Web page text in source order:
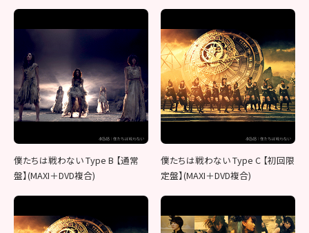
僕たちは戦わない Type B 【通常
盤】(MAXI＋DVD複合)
僕たちは戦わない Type C 【初回限
定盤】(MAXI＋DVD複合)